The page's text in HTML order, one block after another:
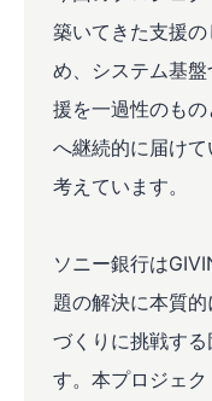
築いてきた支援
め、システム基
援を一過性のも
へ継続的に届け
考えています。
ソニー銀行は
題の解決に本質
づくりに挑戦す
す。本プロジェ